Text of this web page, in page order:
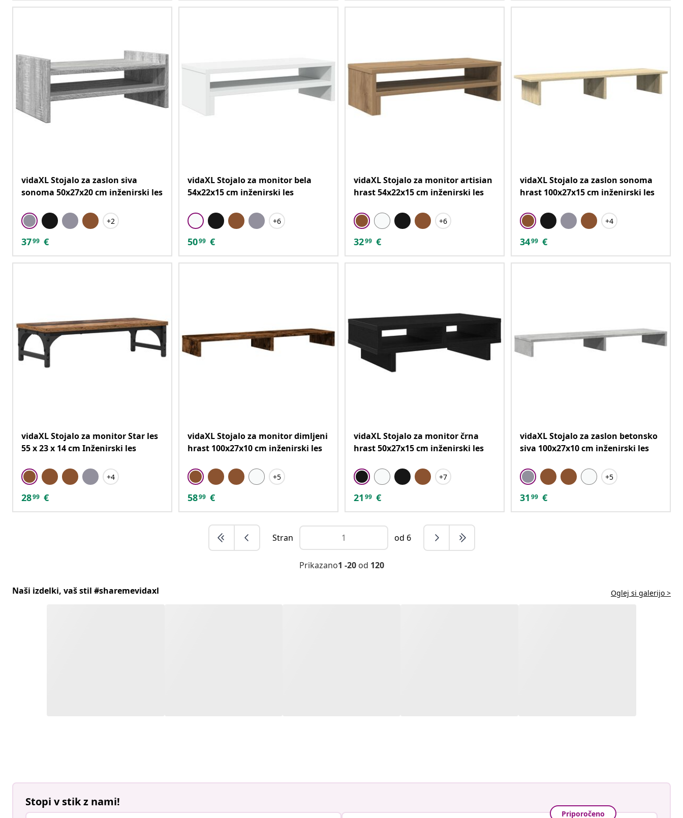
vidaXL Stojalo za zaslon siva
sonoma 50x27x20 cm inženirski les
+2
3799 €
vidaXL Stojalo za monitor bela
54x22x15 cm inženirski les
+6
5099 €
vidaXL Stojalo za monitor artisian
hrast 54x22x15 cm inženirski les
+6
3299 €
vidaXL Stojalo za zaslon sonoma
hrast 100x27x15 cm inženirski les
+4
3499 €
vidaXL Stojalo za monitor Star les
55 x 23 x 14 cm Inženirski les
+4
2899 €
vidaXL Stojalo za monitor dimljeni
hrast 100x27x10 cm inženirski les
+5
5899 €
vidaXL Stojalo za monitor črna
hrast 50x27x15 cm inženirski les
+7
21 99 €
vidaXL Stojalo za zaslon betonsko
siva 100x27x10 cm inženirski les
+5
31 99 €
Stran od 6
Prikazano1 -20od 120
Naši izdelki, vaš stil #sharemevidaxl Oglej si galerijo >
Stopi v stik z nami!
Priporočeno